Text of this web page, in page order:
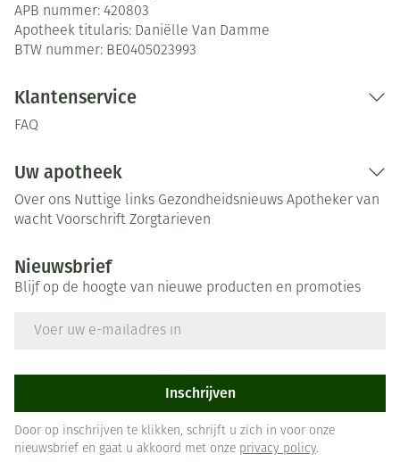
APB nummer: 420803
Apotheek titularis: Daniëlle Van Damme
BTW nummer: BE0405023993
Klantenservice
FAQ
Uw apotheek
Over ons Nuttige links Gezondheidsnieuws Apotheker van
wacht Voorschrift Zorgtarieven
Nieuwsbrief
Blijf op de hoogte van nieuwe producten en promoties
Inschrijven
Door op inschrijven te klikken, schrijft u zich in voor onze
nieuwsbrief en gaat u akkoord met onze privacy policy.